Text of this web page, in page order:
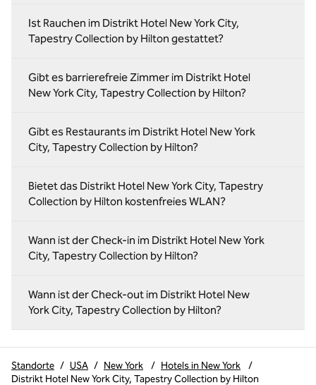
Ist Rauchen im Distrikt Hotel New York City,
Tapestry Collection by Hilton gestattet?
Gibt es barrierefreie Zimmer im Distrikt Hotel
New York City, Tapestry Collection by Hilton?
Gibt es Restaurants im Distrikt Hotel New York
City, Tapestry Collection by Hilton?
Bietet das Distrikt Hotel New York City, Tapestry
Collection by Hilton kostenfreies WLAN?
Wann ist der Check-in im Distrikt Hotel New York
City, Tapestry Collection by Hilton?
Wann ist der Check-out im Distrikt Hotel New
York City, Tapestry Collection by Hilton?
Standorte / USA / New York / Hotels in New York
/
Distrikt Hotel New York City, Tapestry Collection by Hilton